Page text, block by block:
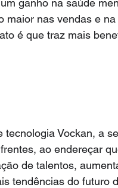
ganho na saúde
nas vendas e
é que traz mais
Vockan, a
ao endereçar
de talentos,
tendências do futuro